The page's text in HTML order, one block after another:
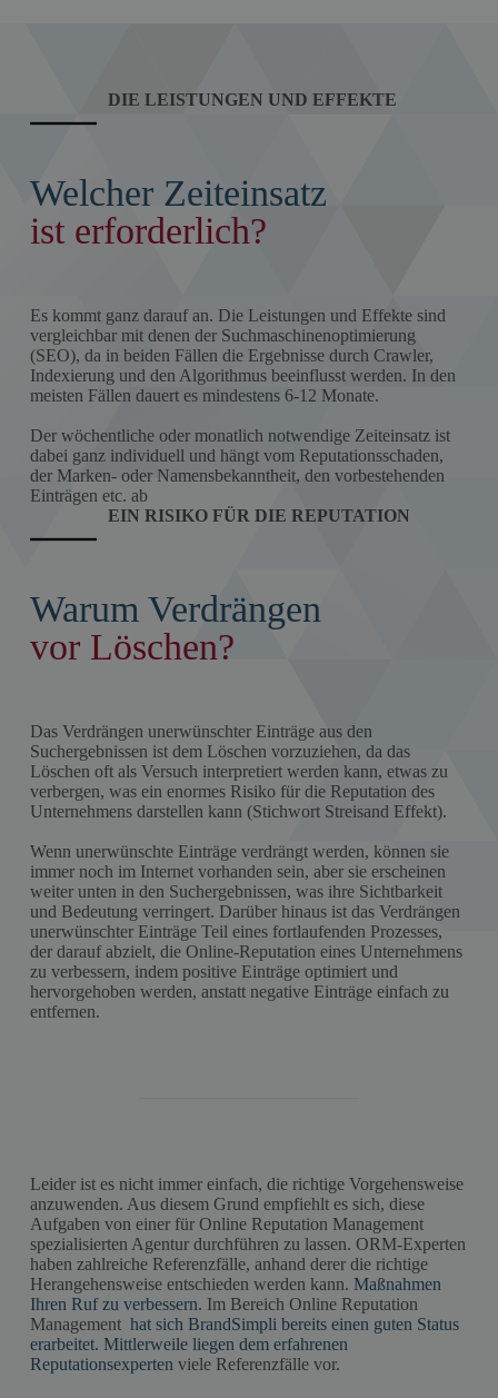
DIE LEISTUNGEN UND EFFEKTE
Welcher Zeiteinsatz
ist erforderlich?
Es kommt ganz darauf an. Die Leistungen und Effekte sind
vergleichbar mit denen der Suchmaschinenoptimierung
(SEO), da in beiden Fällen die Ergebnisse durch Crawler,
Indexierung und den Algorithmus beeinflusst werden. In den
meisten Fällen dauert es mindestens 6-12 Monate.
Der wöchentliche oder monatlich notwendige Zeiteinsatz ist
dabei ganz individuell und hängt vom Reputationsschaden,
der Marken- oder Namensbekanntheit, den vorbestehenden
Einträgen etc. ab
EIN RISIKO FÜR DIE REPUTATION
Warum Verdrängen
vor Löschen?
Das Verdrängen unerwünschter Einträge aus den
Suchergebnissen ist dem Löschen vorzuziehen, da das
Löschen oft als Versuch interpretiert werden kann, etwas zu
verbergen, was ein enormes Risiko für die Reputation des
Unternehmens darstellen kann (Stichwort Streisand Effekt).
Wenn unerwünschte Einträge verdrängt werden, können sie
immer noch im Internet vorhanden sein, aber sie erscheinen
weiter unten in den Suchergebnissen, was ihre Sichtbarkeit
und Bedeutung verringert. Darüber hinaus ist das Verdrängen
unerwünschter Einträge Teil eines fortlaufenden Prozesses,
der darauf abzielt, die Online-Reputation eines Unternehmens
zu verbessern, indem positive Einträge optimiert und
hervorgehoben werden, anstatt negative Einträge einfach zu
entfernen.
Leider ist es nicht immer einfach, die richtige Vorgehensweise
anzuwenden. Aus diesem Grund empfiehlt es sich, diese
Aufgaben von einer für Online Reputation Management
spezialisierten Agentur durchführen zu lassen. ORM-Experten
haben zahlreiche Referenzfälle, anhand derer die richtige
Herangehensweise entschieden werden kann. Maßnahmen
Ihren Ruf zu verbessern. Im Bereich Online Reputation
Management hat sich BrandSimpli bereits einen guten Status
erarbeitet. Mittlerweile liegen dem erfahrenen
Reputationsexperten viele Referenzfälle vor.